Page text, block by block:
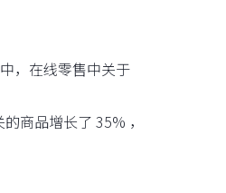
，在线零售中关于
商品增长了 35% ，